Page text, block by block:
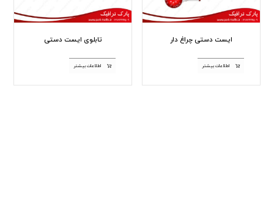
ایست دستی چراغ دار
اطلاعات بیشتر
تابلوی ایست دستی
اطلاعات بیشتر